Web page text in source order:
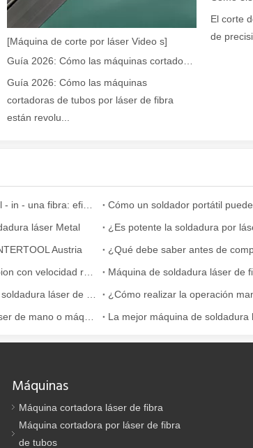
Si usted es propietario de una pequeña empresa,
[Máquina de corte por láser Video s]
Guía 2026: Cómo las máquinas cortadoras de tubos por láser de fibra están revolucionando la fabricación de tuberías
Guía 2026: Cómo las máquinas
cortadoras de tubos por láser de fibra
están revolu...
El corte
de
láser Metal
Austria
Máquina de soldadura láser de
Máquinas
Máquina cortadora láser de fibra
Máquina cortadora por láser de fibra
de tubos